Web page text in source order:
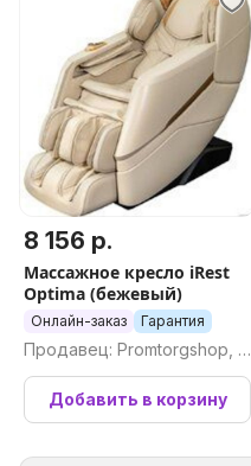
8 156 р.
Массажное кресло iRest
Optima (бежевый)
Онлайн-заказ Гарантия
Продавец: Promtorgshop, П
ромторгшоп
Добавить в корзину